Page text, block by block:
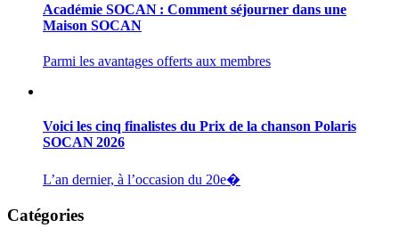
Académie SOCAN : Comment séjourner dans une
Maison SOCAN
Parmi les avantages offerts aux membres
Voici les cinq finalistes du Prix de la chanson Polaris
SOCAN 2026
L’an dernier, à l’occasion du 20e�
Catégories